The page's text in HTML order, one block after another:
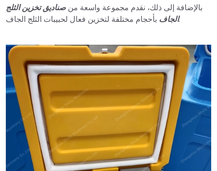
بالإضافة إلى ذلك، نقدم مجموعة واسعة من صناديق تخزين الثلج
الجافبأحجام مختلفة لتخزين فعال لحبيبات الثلج الجاف.